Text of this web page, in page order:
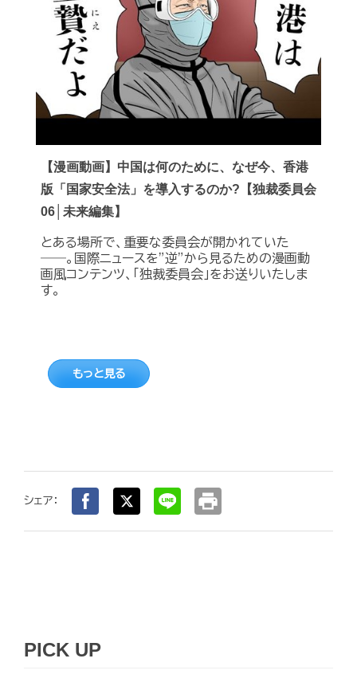
【漫画動画】中国は何のために、なぜ今、香港
版「国家安全法」を導入するのか?【独裁委員会
06│未来編集】
とある場所で、重要な委員会が開かれていた
――。国際ニュースを”逆”から見るための漫画動
画風コンテンツ、「独裁委員会」をお送りいたしま
す。
もっと見る
シェア： print
PICK UP